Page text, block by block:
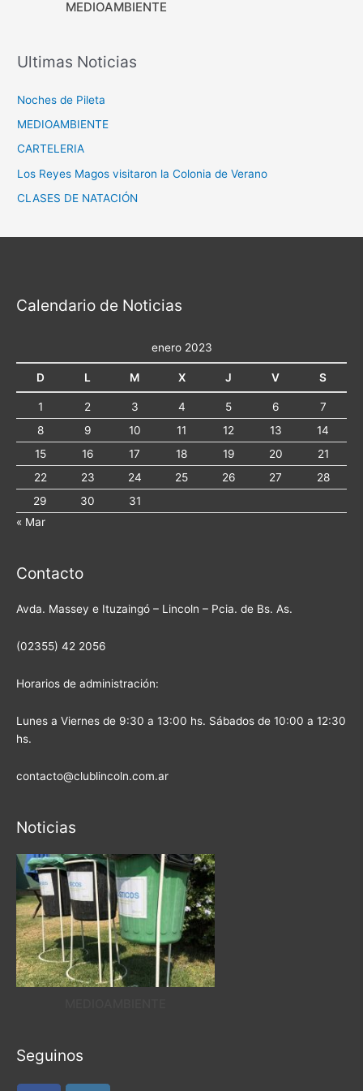
MEDIOAMBIENTE
Ultimas Noticias
Noches de Pileta
MEDIOAMBIENTE
CARTELERIA
Los Reyes Magos visitaron la Colonia de Verano
CLASES DE NATACIÓN
Calendario de Noticias
enero 2023
D L M X J V S
1 2 3 4 5 6
7
8
9 10 11 12 13
14
15
16 17 18 19 20
21
22
23 24 25 26 27
28
29
30
31
« Mar
Contacto
Avda. Massey e Ituzaingó – Lincoln – Pcia. de Bs. As.
(02355) 42 2056
Horarios de administración:
Lunes a Viernes de 9:30 a 13:00 hs. Sábados de 10:00 a 12:30
hs.
contacto@clublincoln.com.ar
Noticias
Seguinos